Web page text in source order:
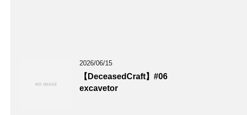
2026/06/15
【DeceasedCraft】#06
excavetor